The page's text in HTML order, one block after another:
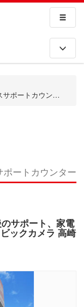
ートカウンター
ポートカウンター
サポート、家電
ックカメラ 高崎